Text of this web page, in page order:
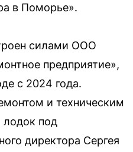
в Поморье».
силами ООО
предприятие»,
с 2024 года.
и техническим
лодок под
директора Сергея